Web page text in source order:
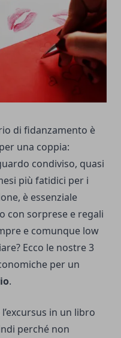
di fidanzamento è
una coppia:
condiviso, quasi
più fatidici per i
è essenziale
con sorprese e regali
e comunque low
Ecco le nostre 3
per un
.
in un libro
perché non